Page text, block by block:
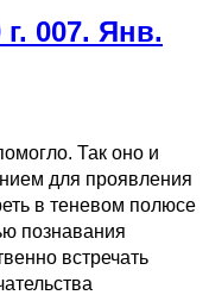
007. Янв.
Так оно и
для проявления
в теневом полюсе
познавания
встречать